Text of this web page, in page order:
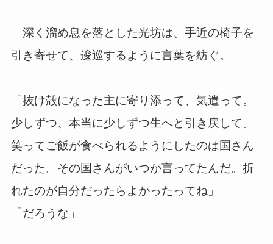
深く溜め息を落とした光坊は、手近の椅子を
引き寄せて、逡巡するように言葉を紡ぐ。
「抜け殻になった主に寄り添って、気遣って。
少しずつ、本当に少しずつ生へと引き戻して。
笑ってご飯が食べられるようにしたのは国さん
だった。その国さんがいつか言ってたんだ。折
れたのが自分だったらよかったってね」
「だろうな」